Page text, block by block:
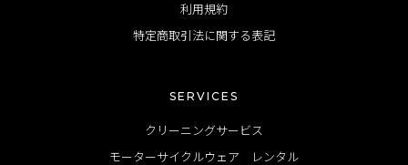
利用規約
特定商取引法に関する表記
SERVICES
クリーニングサービス
モーターサイクルウェア レンタル